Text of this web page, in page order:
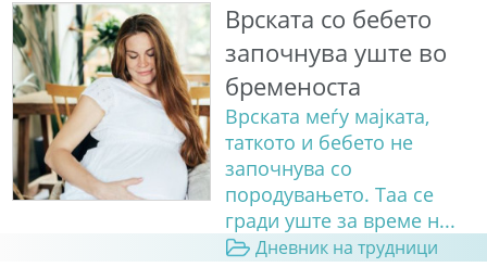
Врската со бебето
започнува уште во
бременоста
Врската меѓу мајката,
таткото и бебето не
започнува со
породувањето. Таа се
гради уште за време н...
Дневник на трудници